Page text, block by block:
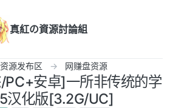
真紅の資源討論組
资源发布区 网赚盘资源
PC+安卓]一所非传统的学
汉化版[3.2G/UC]